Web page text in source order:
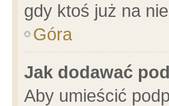
gdy ktoś już na
Góra
Jak dodawać
Aby umieścić